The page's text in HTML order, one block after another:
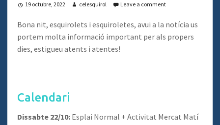
19 octubre, 2022 celesquirol Leave a comment
Bona nit, esquirolets i esquiroletes, avui a la notícia us
portem molta informació important per als propers
dies, estigueu atents i atentes!
Calendari
Dissabte 22/10: Esplai Normal + Activitat Mercat Matí